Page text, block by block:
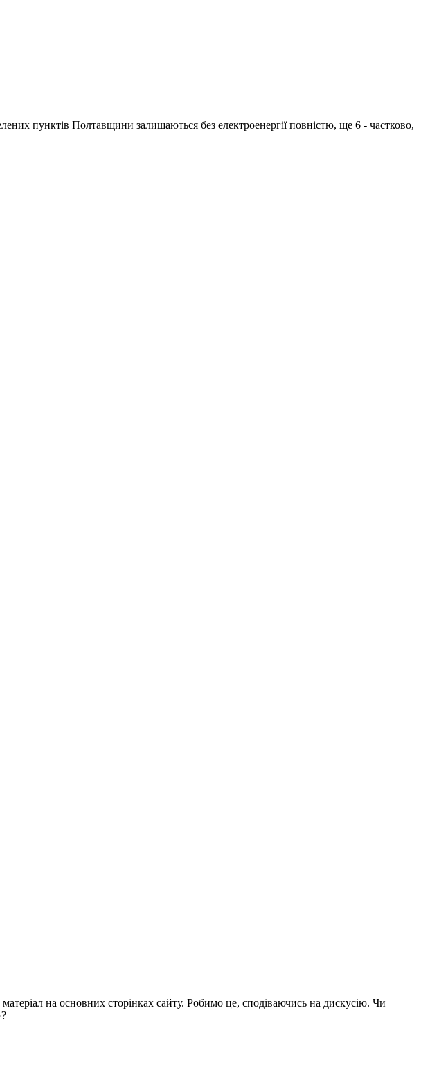
пунктів Полтавщини залишаються без електроенергії повністю, ще 6 - частково,
на основних сторінках сайту. Робимо це, сподіваючись на дискусію. Чи